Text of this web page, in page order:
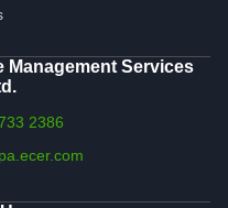
Management Services
2386